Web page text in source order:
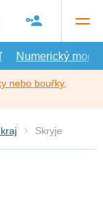
Numerický model
nebo bouřky,
Skryje